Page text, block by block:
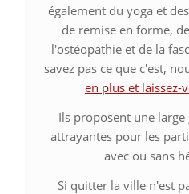
également du yoga et
de remise en forme,
l'ostéopathie et de la
savez pas ce que c'est,
en plus et laissez-
Ils proposent une
attrayantes pour les
avec ou sans
Si quitter la ville n'est